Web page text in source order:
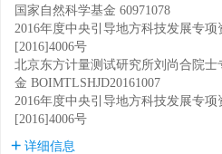
国家自然科学基金 60971078
2016年度中央引导地方科技发展专项
[2016]4006号
北京东方计量测试研究所刘尚合院
金 BOIMTLSHJD20161007
2016年度中央引导地方科技发展专项
[2016]4006号
详细信息